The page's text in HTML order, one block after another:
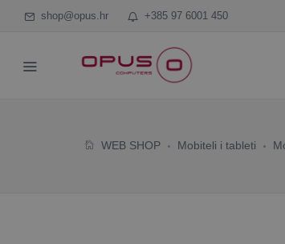
shop@opus.hr +385 97 6001 450
WEB SHOP Mobiteli i tableti